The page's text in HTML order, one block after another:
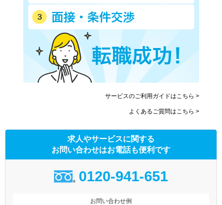
サービスのご利用ガイドはこちら >
よくあるご質問はこちら >
求人やサービスに関する
お問い合わせはお電話も便利です
0120-941-651
お問い合わせ例